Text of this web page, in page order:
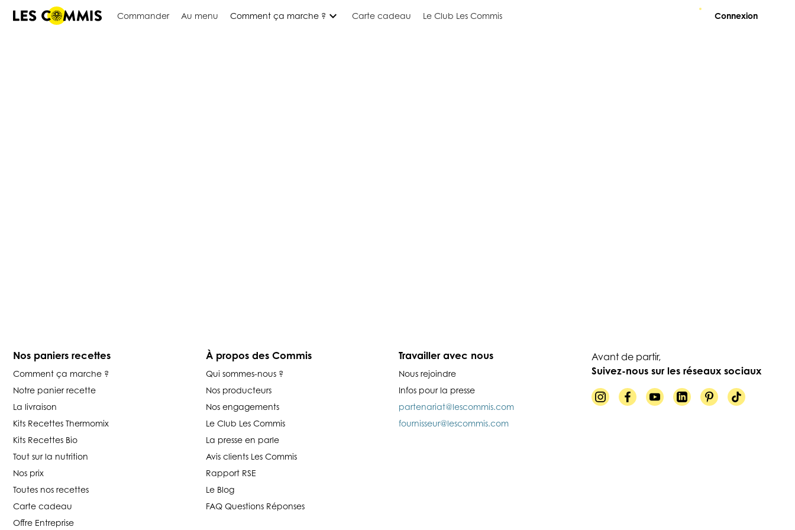
Commander Au menu Comment ça marche ? expand_more Carte cadeau Le Club Les Commis Connexion
Nos paniers recettes
Comment ça marche ?
Notre panier recette
La livraison
Kits Recettes Thermomix
Kits Recettes Bio
Tout sur la nutrition
Nos prix
Toutes nos recettes
Carte cadeau
Offre Entreprise
À propos des Commis
Qui sommes-nous ?
Nos producteurs
Nos engagements
Le Club Les Commis
La presse en parle
Avis clients Les Commis
Rapport RSE
Le Blog
FAQ Questions Réponses
Travailler avec nous
Nous rejoindre
Infos pour la presse
partenariat@lescommis.com
fournisseur@lescommis.com
Avant de partir,
Suivez-nous sur les réseaux sociaux